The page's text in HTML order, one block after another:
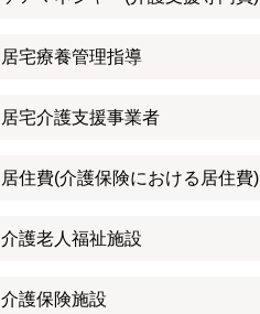
居宅療養管理指導
居宅介護支援事業者
居住費(介護保険における居住費)
介護老人福祉施設
介護保険施設